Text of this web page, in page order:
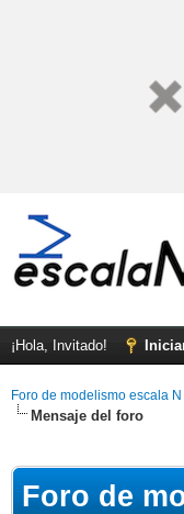
¡Hola, Invitado!
Foro de modelismo escala N
Mensaje del foro
Foro de